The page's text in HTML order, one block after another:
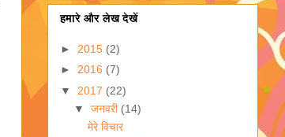
हमारे और लेख देखें
► 2015 (2)
► 2016 (7)
▼ 2017 (22)
▼ जनवरी (14)
मेरे विचार